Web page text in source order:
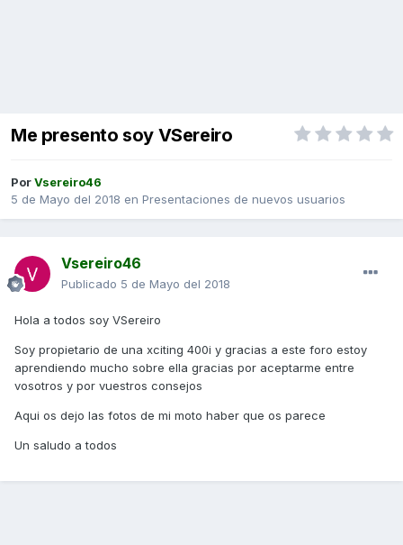
Me presento soy VSereiro
PorVsereiro46
5 de Mayo del 2018 en Presentaciones de nuevos usuarios
Vsereiro46
Publicado 5 de Mayo del 2018
Hola a todos soy VSereiro
Soy propietario de una xciting 400i y gracias a este foro estoy
aprendiendo mucho sobre ella gracias por aceptarme entre
vosotros y por vuestros consejos
Aqui os dejo las fotos de mi moto haber que os parece
Un saludo a todos